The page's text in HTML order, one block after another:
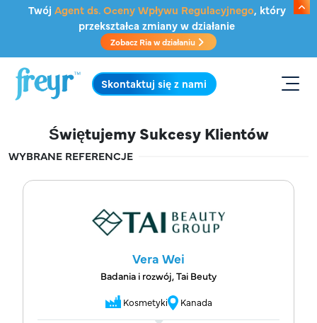
Przejdź do głównej treści
Twój Agent ds. Oceny Wpływu Regulacyjnego, który
przekształca zmiany w działanie
Zobacz Ria w działaniu
.
Skontaktuj się z nami
Świętujemy Sukcesy Klientów
WYBRANE REFERENCJE
Vera Wei
Badania i rozwój, Tai Beuty
Kosmetyki Kanada